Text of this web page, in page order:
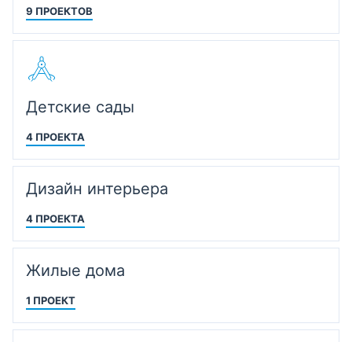
9 ПРОЕКТОВ
Детские сады
4 ПРОЕКТА
Дизайн интерьера
4 ПРОЕКТА
Жилые дома
1 ПРОЕКТ